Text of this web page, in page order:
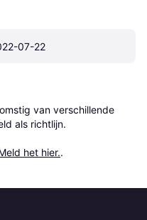
07-22
van verschillende
als richtlijn.
het hier..